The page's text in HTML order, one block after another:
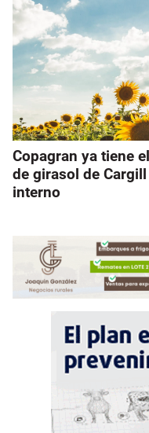
Copagran ya tiene
de girasol de
interno